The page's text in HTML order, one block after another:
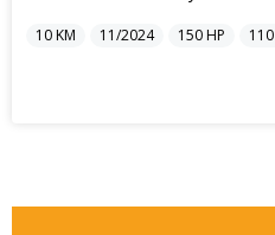
10KM 11/2024 150HP 110